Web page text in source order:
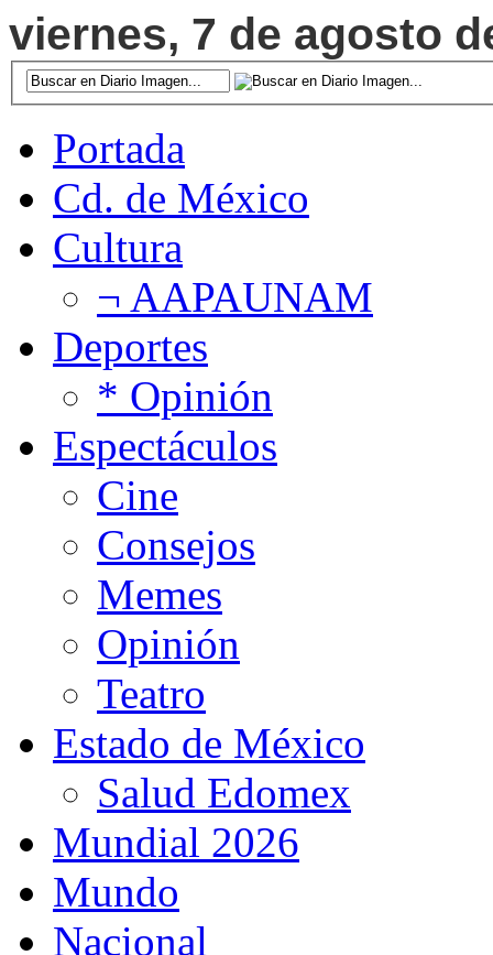
viernes, 7 de agosto
Portada
Cd. de México
Cultura
¬ AAPAUNAM
Deportes
* Opinión
Espectáculos
Cine
Consejos
Memes
Opinión
Teatro
Estado de México
Salud Edomex
Mundial 2026
Mundo
Nacional